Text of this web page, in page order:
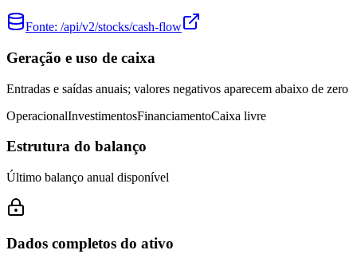
Fonte: /api/v2/stocks/cash-flow
Geração e uso de caixa
Entradas e saídas anuais; valores negativos aparecem abaixo de zero
OperacionalInvestimentosFinanciamentoCaixa livre
Estrutura do balanço
Último balanço anual disponível
Dados completos do ativo